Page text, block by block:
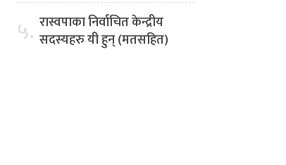
५. रास्वपाका निर्वाचित केन्द्रीय
सदस्यहरु यी हुन् (मतसहित)